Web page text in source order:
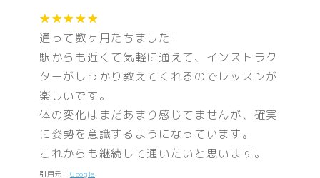
★★★★★
通って数ヶ月たちました！
駅からも近くて気軽に通えて、インストラク
ターがしっかり教えてくれるのでレッスンが
楽しいです。
体の変化はまだあまり感じてませんが、確実
に姿勢を意識するようになっています。
これからも継続して通いたいと思います。
引用元： Google